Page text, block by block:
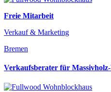
Freie Mitarbeit
Verkauf & Marketing
Bremen
Verkaufsberater für